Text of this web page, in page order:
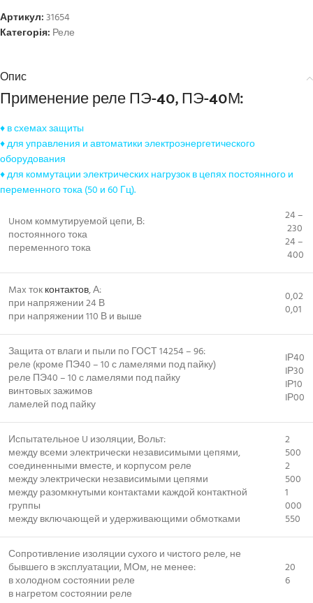
Артикул:31654
Категорія: Реле
Опис
Применение реле ПЭ-40, ПЭ-40М:
♦ в схемах защиты
♦ для управления и автоматики электроэнергетического
оборудования
♦ для коммутации электрических нагрузок в цепях постоянного и
переменного тока (50 и 60 Гц).
Uном коммутируемой цепи, В:
постоянного тока
переменного тока
24 –
230
24 –
400
Max токконтактов, А:
при напряжении 24 В
при напряжении 110 В и выше
0,02
0,01
Защита от влаги и пыли по ГОСТ 14254 – 96:
реле (кроме ПЭ40 – 10 с ламелями под пайку)
реле ПЭ40 – 10 с ламелями под пайку
винтовых зажимов
ламелей под пайку
IР40
IР30
IР10
IР00
Испытательное U изоляции, Вольт:
между всеми электрически независимыми цепями,
соединенными вместе, и корпусом реле
между электрически независимыми цепями
между разомкнутыми контактами каждой контактной
группы
между включающей и удерживающими обмотками
2
500
2
500
1
000
550
Сопротивление изоляции сухого и чистого реле, не
бывшего в эксплуатации, МОм, не менее:
в холодном состоянии реле
в нагретом состоянии реле
20
6